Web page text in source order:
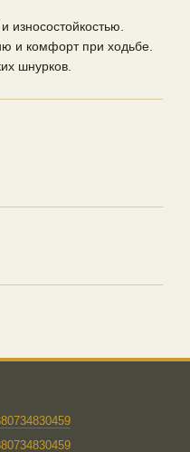
и комфорт при ходьбе.
шнурков.